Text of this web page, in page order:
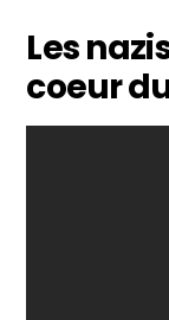
Les
coeur